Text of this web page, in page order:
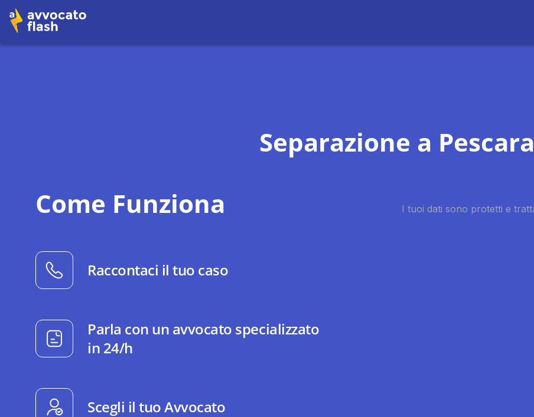
Separazione a Pescara
Come Funziona
Raccontaci il tuo caso
Parla con un avvocato specializzato
in 24/h
Scegli il tuo Avvocato